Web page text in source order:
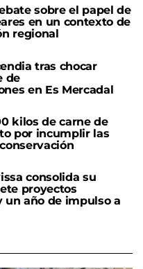
sobre el papel de
en un contexto de
regional
tras chocar
de
en Es Mercadal
kilos de carne de
por incumplir las
consolida su
proyectos
un año de impulso a